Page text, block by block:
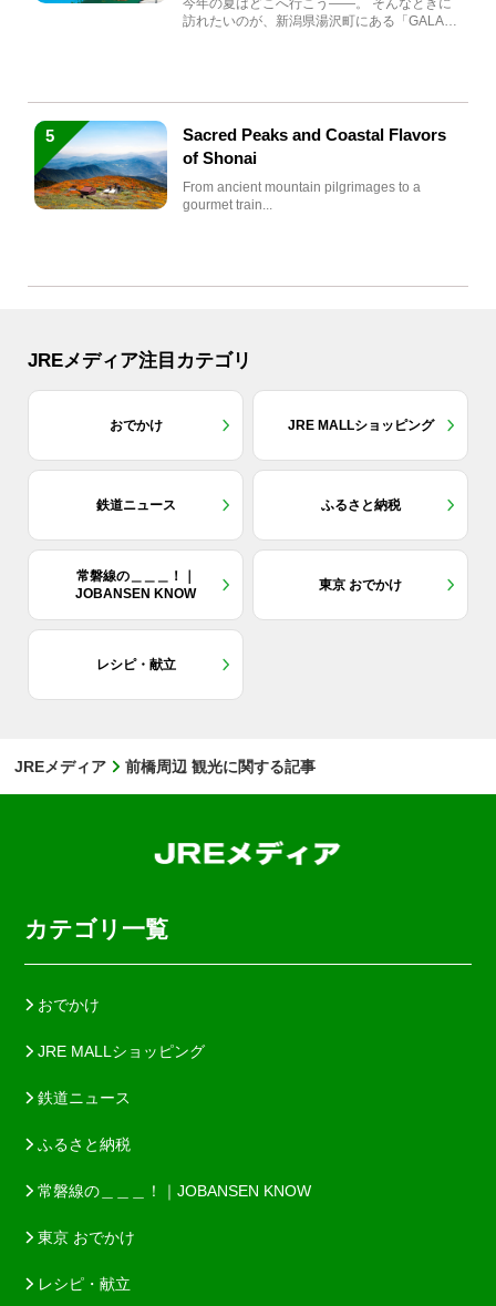
今年の夏はどこへ行こう――。 そんなときに
訪れたいのが、新潟県湯沢町にある「GALA湯
5
Sacred Peaks and Coastal Flavors
of Shonai
From ancient mountain pilgrimages to a
gourmet train...
JREメディア注目カテゴリ
おでかけ JRE MALLショッピング
鉄道ニュース ふるさと納税
常磐線の＿＿＿！｜
JOBANSEN KNOW
東京 おでかけ
レシピ・献立
JREメディア 前橋周辺 観光に関する記事
カテゴリ一覧
おでかけ
JRE MALLショッピング
鉄道ニュース
ふるさと納税
常磐線の＿＿＿！｜JOBANSEN KNOW
東京 おでかけ
レシピ・献立